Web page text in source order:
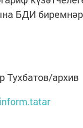
БДИ
Тухбатов/архив